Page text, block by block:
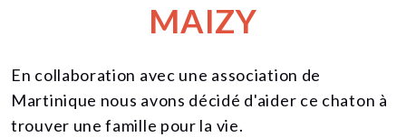
NOUS SOUTENIR
CONTACT
MAIZY
En collaboration avec une association de
Martinique nous avons décidé d'aider ce chaton à
trouver une famille pour la vie.